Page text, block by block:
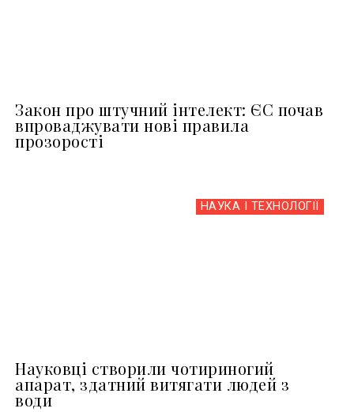
Закон про штучний інтелект: ЄС почав
впроваджувати нові правила
прозорості
НАУКА І ТЕХНОЛОГІЇ
Науковці створили чотириногий
апарат, здатний витягати людей з
води